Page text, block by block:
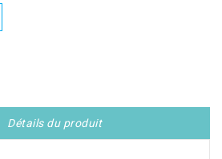
Détails du produit